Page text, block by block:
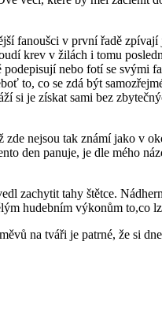
fanoušci v první řadě
krev v žilách i tomu
nebo fotí se svými
to, co se zdá být
si je získat sami bez
nejsou tak známí jako v
den panuje, je dle mého
zachytit tahy štětce.
hudebním výkonům to,co
na tváři je patrné, že si